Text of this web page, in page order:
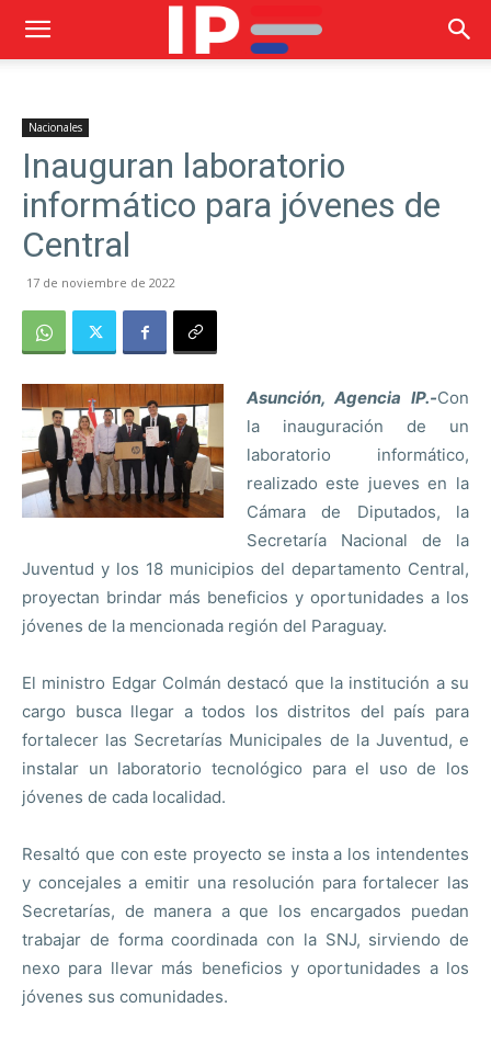
Nacionales
Inauguran laboratorio
informático para jóvenes de
Central
17 de noviembre de 2022
Asunción, Agencia IP.-Con
la inauguración de un
laboratorio informático,
realizado este jueves en la
Cámara de Diputados, la
Secretaría Nacional de la
Juventud y los 18 municipios del departamento Central,
proyectan brindar más beneficios y oportunidades a los
jóvenes de la mencionada región del Paraguay.
El ministro Edgar Colmán destacó que la institución a su
cargo busca llegar a todos los distritos del país para
fortalecer las Secretarías Municipales de la Juventud, e
instalar un laboratorio tecnológico para el uso de los
jóvenes de cada localidad.
Resaltó que con este proyecto se insta a los intendentes
y concejales a emitir una resolución para fortalecer las
Secretarías, de manera a que los encargados puedan
trabajar de forma coordinada con la SNJ, sirviendo de
nexo para llevar más beneficios y oportunidades a los
jóvenes sus comunidades.